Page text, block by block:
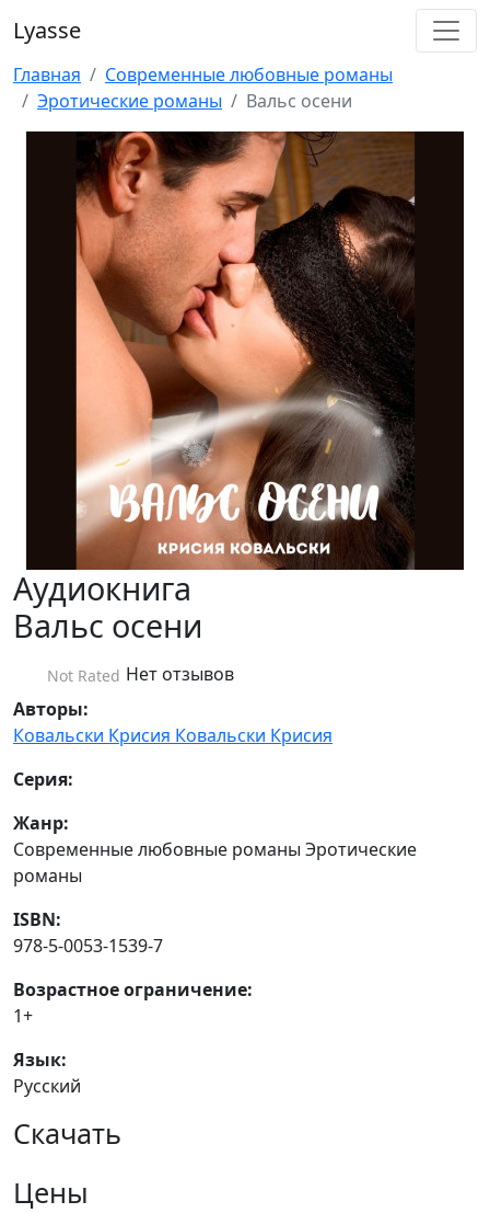
Lyasse
Главная
Современные любовные романы
Эротические романы
Вальс осени
Аудиокнига
Вальс осени
Not Rated Нет отзывов
Авторы:
Ковальски Крисия Ковальски Крисия
Серия:
Жанр:
Современные любовные романы Эротические
романы
ISBN:
978-5-0053-1539-7
Возрастное ограничение:
1+
Язык:
Русский
Скачать
Цены